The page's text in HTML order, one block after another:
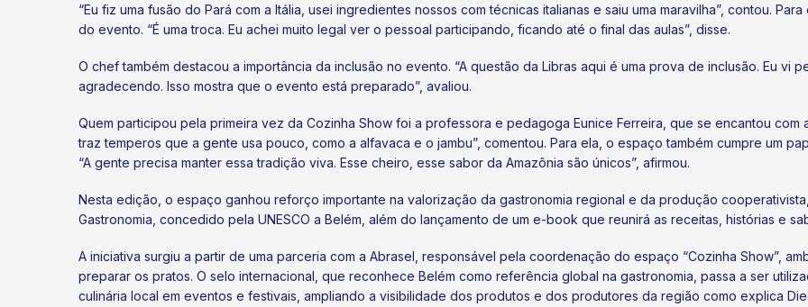
“Eu fiz uma fusão do Pará com a Itália, usei ingredientes nossos com técnicas italianas e saiu uma maravilha”, contou.
do evento. “É uma troca. Eu achei muito legal ver o pessoal participando, ficando até o final das aulas”, disse.
O chef também destacou a importância da inclusão no evento. “A questão da Libras aqui é uma prova de inclusão. Eu vi
agradecendo. Isso mostra que o evento está preparado”, avaliou.
Quem participou pela primeira vez da Cozinha Show foi a professora e pedagoga Eunice Ferreira, que se encantou com
traz temperos que a gente usa pouco, como a alfavaca e o jambu”, comentou. Para ela, o espaço também cumpre um
“A gente precisa manter essa tradição viva. Esse cheiro, esse sabor da Amazônia são únicos”, afirmou.
Nesta edição, o espaço ganhou reforço importante na valorização da gastronomia regional e da produção
Gastronomia, concedido pela UNESCO a Belém, além do lançamento de um e-book que reunirá as receitas, histórias e
A iniciativa surgiu a partir de uma parceria com a Abrasel, responsável pela coordenação do espaço “Cozinha Show”,
preparar os pratos. O selo internacional, que reconhece Belém como referência global na gastronomia, passa a ser
culinária local em eventos e festivais, ampliando a visibilidade dos produtos e dos produtores da região como explica